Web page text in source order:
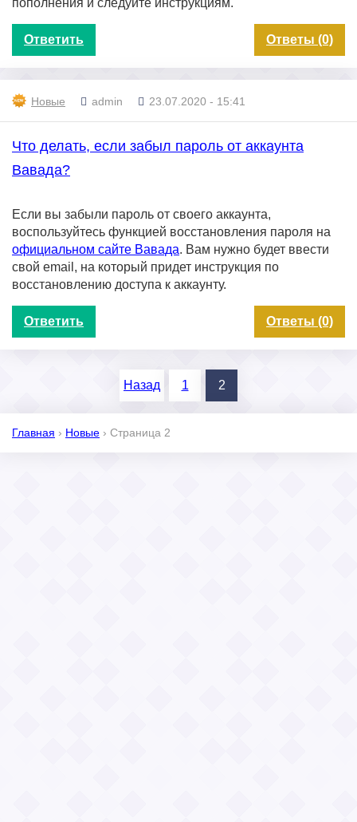
пополнения и следуйте инструкциям.
Ответить Ответы (0)
Новые admin 23.07.2020 - 15:41
Что делать, если забыл пароль от аккаунта
Вавада?
Если вы забыли пароль от своего аккаунта,
воспользуйтесь функцией восстановления пароля на
официальном сайте Вавада. Вам нужно будет ввести
свой email, на который придет инструкция по
восстановлению доступа к аккаунту.
Ответить Ответы (0)
Назад 1 2
Главная › Новые › Страница 2